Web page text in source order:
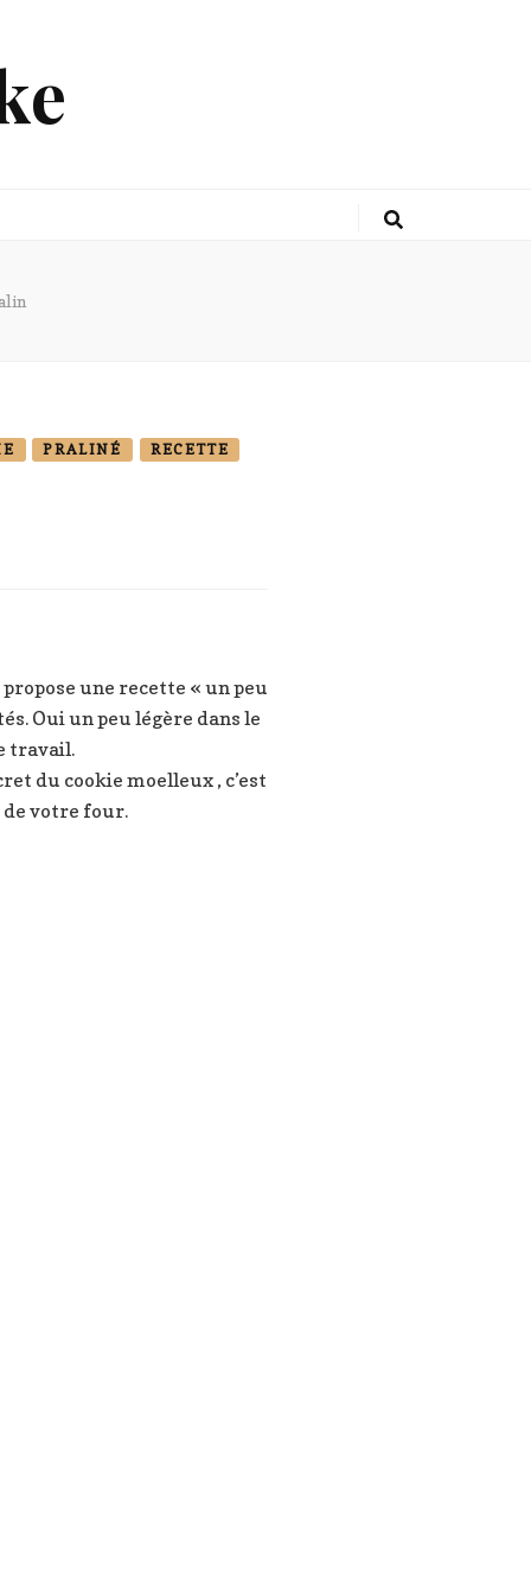
PRALINÉ RECETTE
une recette « un peu
Oui un peu légère dans le
travail.
du cookie moelleux , c’est
de votre four.